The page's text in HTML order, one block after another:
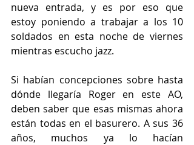
nueva entrada, y es por eso que
estoy poniendo a trabajar a los 10
soldados en esta noche de viernes
mientras escucho jazz.
Si habían concepciones sobre hasta
dónde llegaría Roger en este AO,
deben saber que esas mismas ahora
están todas en el basurero. A sus 36
años, muchos ya lo hacían